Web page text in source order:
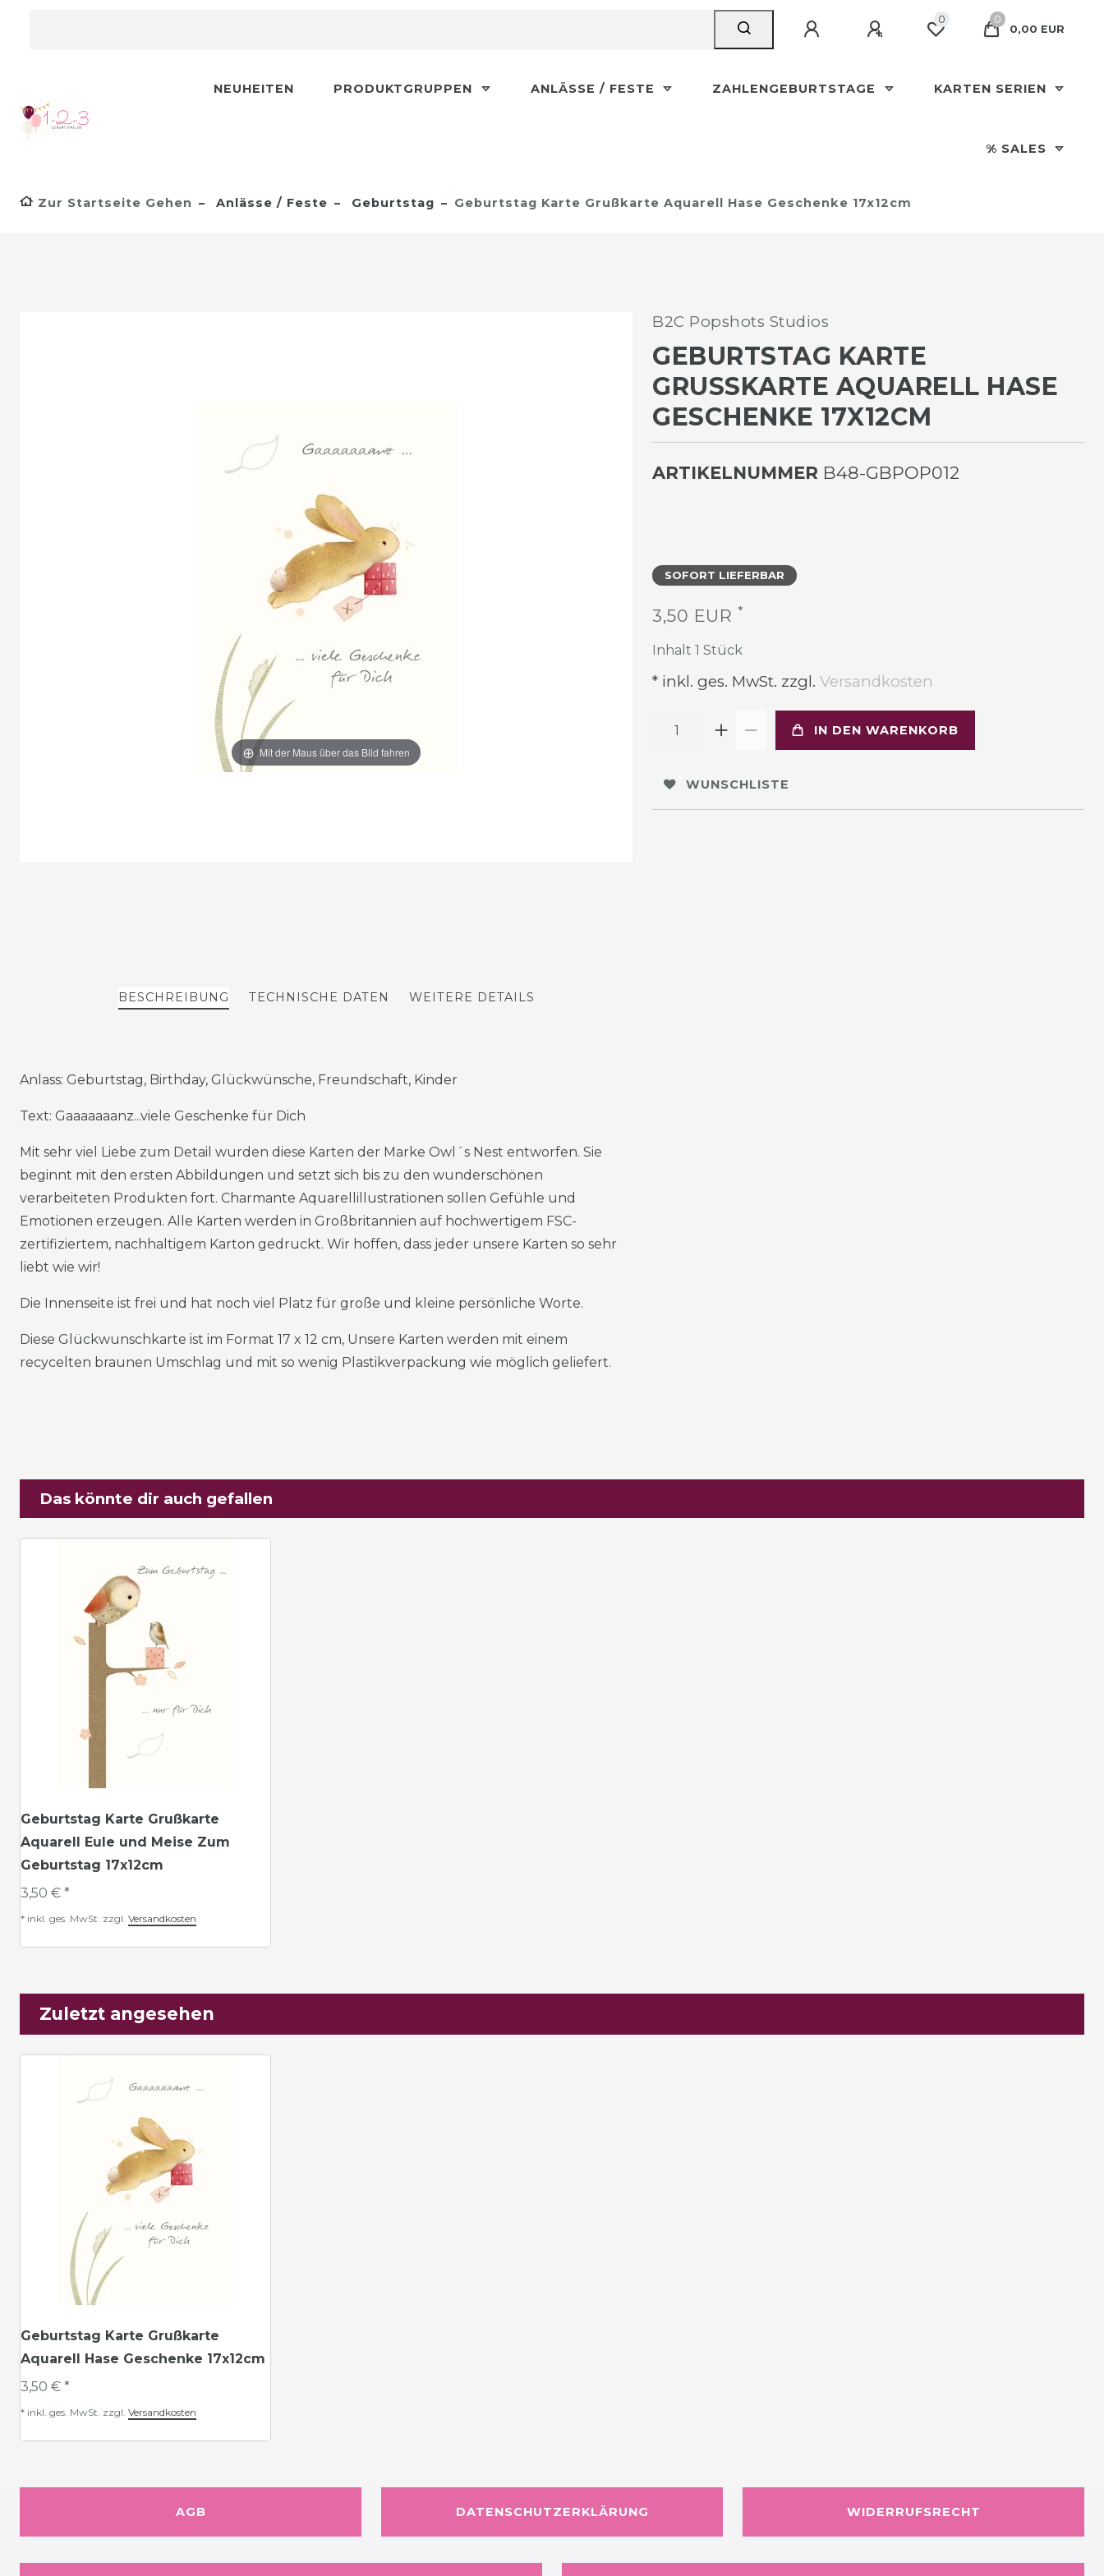
0
0
0,00 EUR
NEUHEITEN PRODUKTGRUPPEN ANLÄSSE / FESTE ZAHLENGEBURTSTAGE KARTEN SERIEN
% SALES
Zur Startseite Gehen Anlässe / Feste Geburtstag Geburtstag Karte Grußkarte Aquarell Hase Geschenke 17x12cm
Mit der Maus über das Bild fahren
B2C Popshots Studios
GEBURTSTAG KARTE
GRUSSKARTE AQUARELL HASE G
ESCHENKE 17X12CM
ARTIKELNUMMER B48-GBPOP012
SOFORT LIEFERBAR
3,50 EUR *
Inhalt 1 Stück
* inkl. ges. MwSt. zzgl. Versandkosten
IN DEN WARENKORB
WUNSCHLISTE
BESCHREIBUNG TECHNISCHE DATEN WEITERE DETAILS
Anlass: Geburtstag, Birthday, Glückwünsche, Freundschaft, Kinder
Text: Gaaaaaaanz...viele Geschenke für Dich
Mit sehr viel Liebe zum Detail wurden diese Karten der Marke Owl´s Nest entworfen. Sie
beginnt mit den ersten Abbildungen und setzt sich bis zu den wunderschönen
verarbeiteten Produkten fort. Charmante Aquarellillustrationen sollen Gefühle und
Emotionen erzeugen. Alle Karten werden in Großbritannien auf hochwertigem FSC-
zertifiziertem, nachhaltigem Karton gedruckt. Wir hoffen, dass jeder unsere Karten so sehr
liebt wie wir!
Die Innenseite ist frei und hat noch viel Platz für große und kleine persönliche Worte.
Diese Glückwunschkarte ist im Format 17 x 12 cm, Unsere Karten werden mit einem
recycelten braunen Umschlag und mit so wenig Plastikverpackung wie möglich geliefert.
Das könnte dir auch gefallen
Geburtstag Karte Grußkarte
Aquarell Eule und Meise Zum
Geburtstag 17x12cm
3,50 € *
* inkl. ges. MwSt. zzgl. Versandkosten
Zuletzt angesehen
Geburtstag Karte Grußkarte
Aquarell Hase Geschenke 17x12cm
3,50 € *
* inkl. ges. MwSt. zzgl. Versandkosten
AGB DATENSCHUTZERKLÄRUNG WIDERRUFSRECHT